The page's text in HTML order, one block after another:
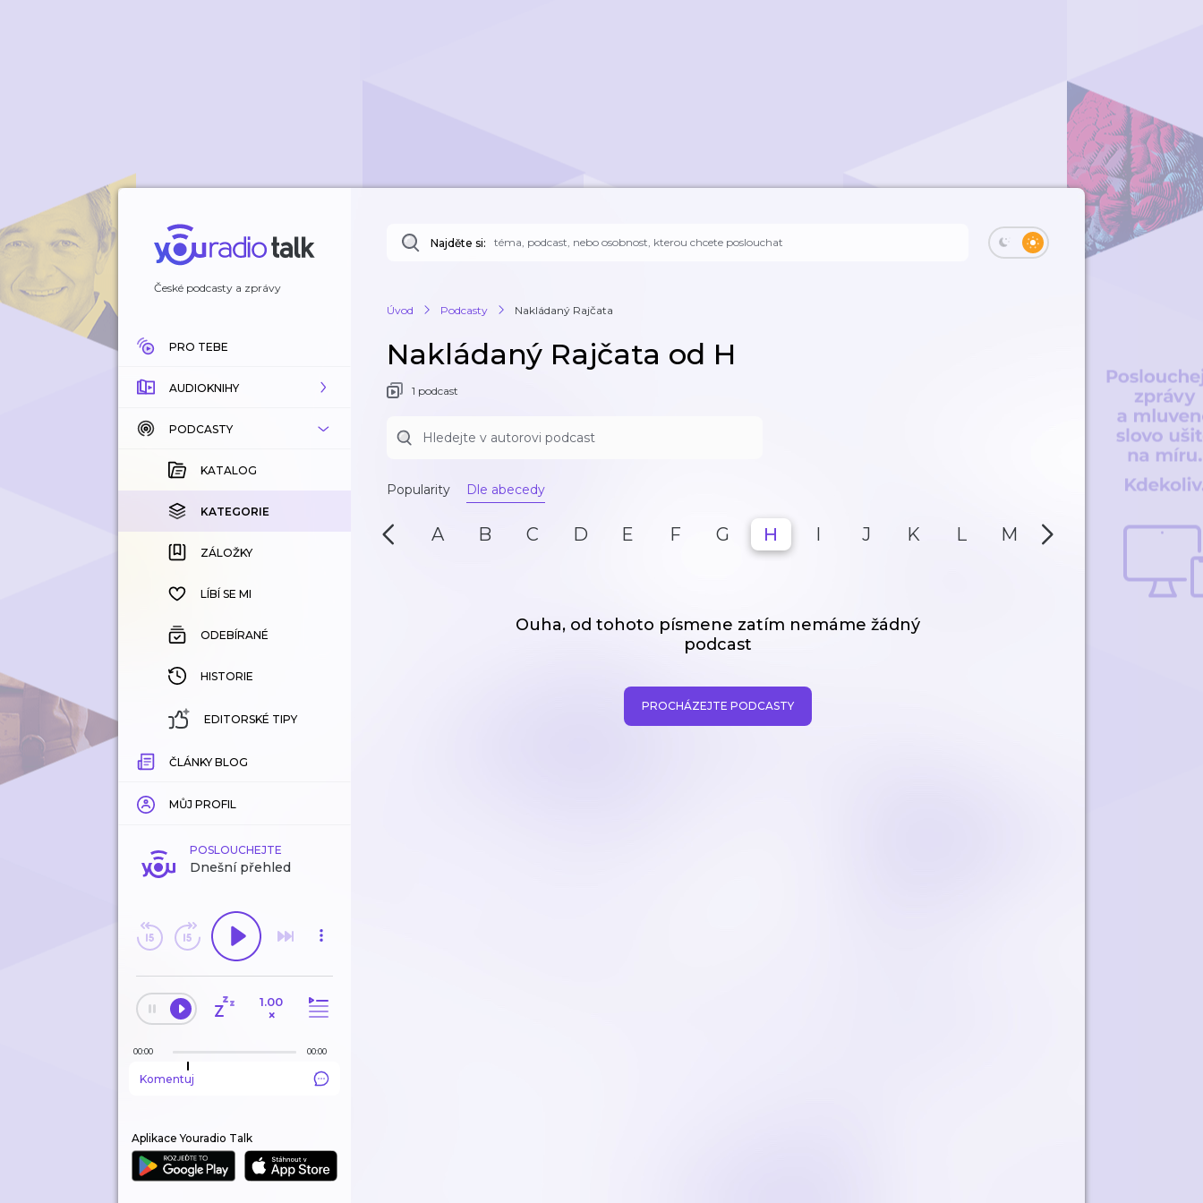
České podcasty a zprávy
PRO TEBE
AUDIOKNIHY
KATALOG
KOUPENÉ
KATEGORIE
ZÁLOŽKY
HISTORIE
PODCASTY
KATALOG
KATEGORIE
ZÁLOŽKY
LÍBÍ SE MI
ODEBÍRANÉ
HISTORIE
EDITORSKÉ TIPY
ČLÁNKY BLOG
MŮJ PROFIL
POSLOUCHEJTE
Dnešní přehled
1.00
×
00:00 00:00
Komentuj
Aplikace Youradio Talk
Najděte si:
Úvod Podcasty Nakládaný Rajčata
Nakládaný Rajčata od H
1 podcast
Popularity Dle abecedy
A B C D E F G H I J K L M N P
Ouha, od tohoto písmene zatím nemáme žádný
podcast
PROCHÁZEJTE PODCASTY